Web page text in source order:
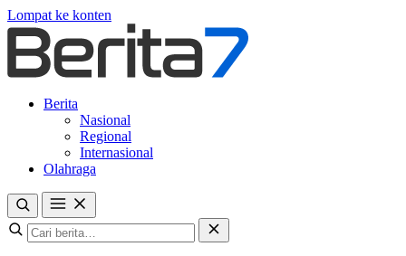
Lompat ke konten
Berita
Nasional
Regional
Internasional
Olahraga